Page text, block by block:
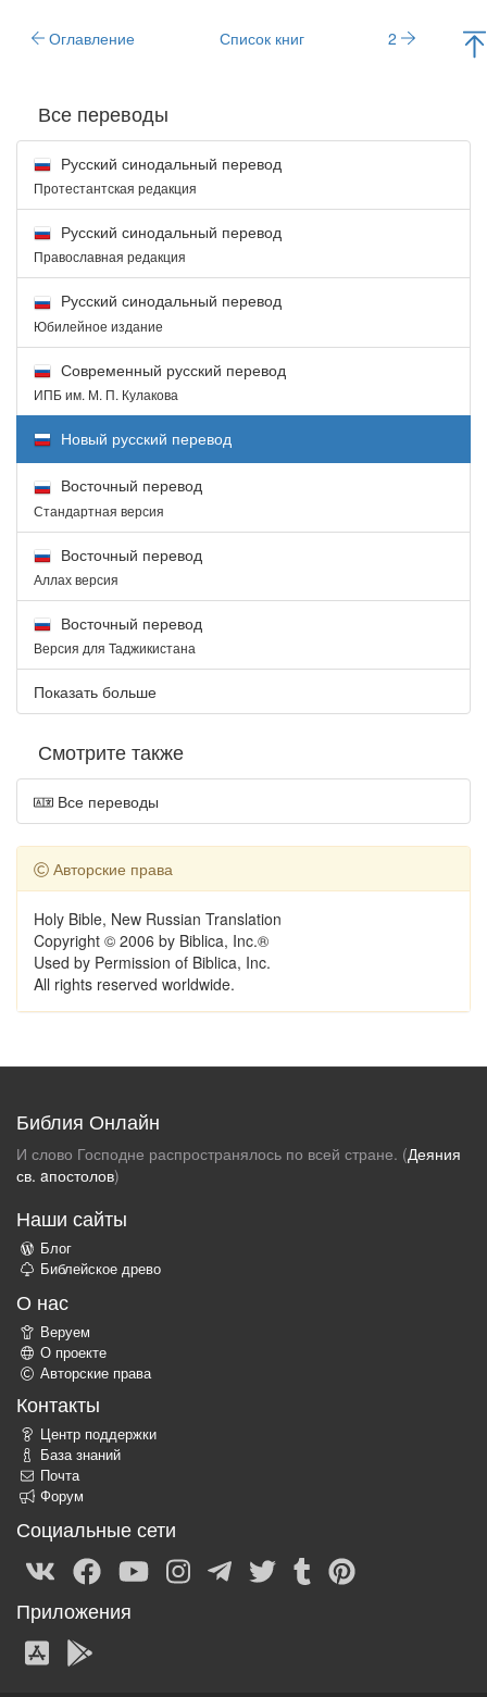
Оглавление Список книг 2
Все переводы
Русский синодальный перевод
Протестантская редакция
Русский синодальный перевод
Православная редакция
Русский синодальный перевод
Юбилейное издание
Современный русский перевод
ИПБ им. М. П. Кулакова
Новый русский перевод
Восточный перевод
Стандартная версия
Восточный перевод
Аллах версия
Восточный перевод
Версия для Таджикистана
Показать больше
Смотрите также
Все переводы
Авторские права
Holy Bible, New Russian Translation
Copyright © 2006 by Biblica, Inc.®
Used by Permission of Biblica, Inc.
All rights reserved worldwide.
Библия Онлайн
И слово Господне распространялось по всей стране. (Деяния
св. aпостолов)
Наши сайты
Блог
Библейское древо
О нас
Веруем
О проекте
Авторские права
Контакты
Центр поддержки
База знаний
Почта
Форум
Социальные сети
Приложения